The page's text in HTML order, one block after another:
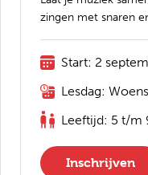
zingen met snaren
Start: 2
Lesdag:
Leeftijd: 5 t/m
Inschrijven